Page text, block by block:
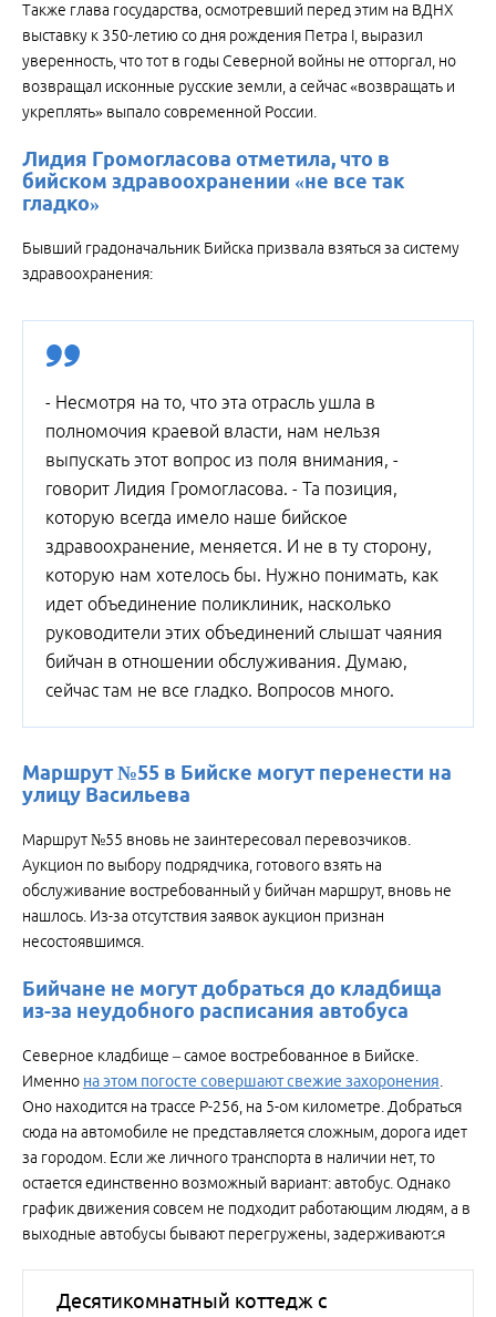
Также глава государства, осмотревший перед этим на ВДНХ
выставку к 350-летию со дня рождения Петра I, выразил
уверенность, что тот в годы Северной войны не отторгал, но
возвращал исконные русские земли, а сейчас «возвращать и
укреплять» выпало современной России.
Лидия Громогласова отметила, что в
бийском здравоохранении «не все так
гладко»
Бывший градоначальник Бийска призвала взяться за систему
здравоохранения:
- Несмотря на то, что эта отрасль ушла в
полномочия краевой власти, нам нельзя
выпускать этот вопрос из поля внимания, -
говорит Лидия Громогласова. - Та позиция,
которую всегда имело наше бийское
здравоохранение, меняется. И не в ту сторону,
которую нам хотелось бы. Нужно понимать, как
идет объединение поликлиник, насколько
руководители этих объединений слышат чаяния
бийчан в отношении обслуживания. Думаю,
сейчас там не все гладко. Вопросов много.
Маршрут №55 в Бийске могут перенести на
улицу Васильева
Маршрут №55 вновь не заинтересовал перевозчиков.
Аукцион по выбору подрядчика, готового взять на
обслуживание востребованный у бийчан маршрут, вновь не
нашлось. Из-за отсутствия заявок аукцион признан
несостоявшимся.
Бийчане не могут добраться до кладбища
из-за неудобного расписания автобуса
Северное кладбище – самое востребованное в Бийске.
Именно на этом погосте совершают свежие захоронения.
Оно находится на трассе Р-256, на 5-ом километре. Добраться
сюда на автомобиле не представляется сложным, дорога идет
за городом. Если же личного транспорта в наличии нет, то
остается единственно возможный вариант: автобус. Однако
график движения совсем не подходит работающим людям, а в
выходные автобусы бывают перегружены, задерживаются.
Десятикомнатный коттедж с